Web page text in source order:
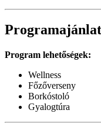
Program lehetőségek:
Wellness
Főzőverseny
Borkóstoló
Gyalogtúra